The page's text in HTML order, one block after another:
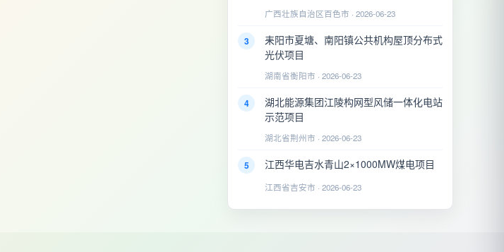
广西壮族自治区百色市 · 2026-06-23
3
耒阳市夏塘、南阳镇公共机构屋顶分布式
光伏项目
湖南省衡阳市 · 2026-06-23
4
湖北能源集团江陵构网型风储一体化电站
示范项目
湖北省荆州市 · 2026-06-23
5 江西华电吉水青山2×1000MW煤电项目
江西省吉安市 · 2026-06-23